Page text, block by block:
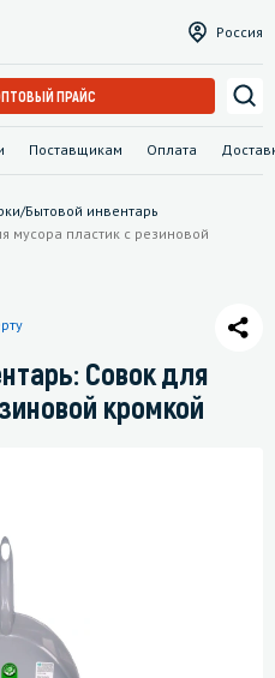
Поставщикам Оплата
Россия
ПРАЙС
/Бытовой инвентарь
мусора пластик с резиновой
Совок для
кромкой